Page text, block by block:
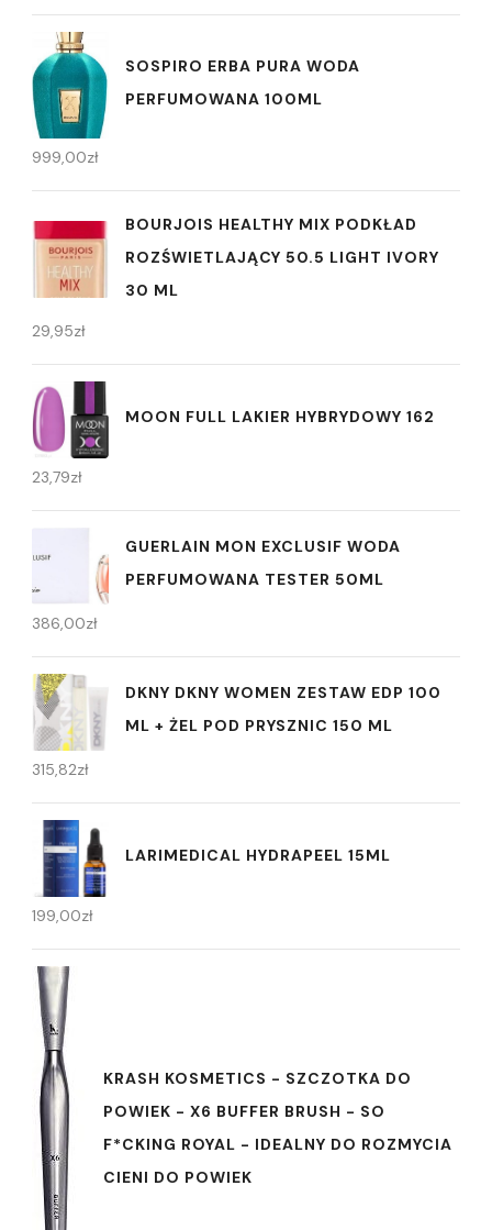
SOSPIRO ERBA PURA WODA
PERFUMOWANA 100ML
999,00zł
BOURJOIS HEALTHY MIX PODKŁAD
ROZŚWIETLAJĄCY 50.5 LIGHT IVORY
30 ML
29,95zł
MOON FULL LAKIER HYBRYDOWY 162
23,79zł
GUERLAIN MON EXCLUSIF WODA
PERFUMOWANA TESTER 50ML
386,00zł
DKNY DKNY WOMEN ZESTAW EDP 100
ML + ŻEL POD PRYSZNIC 150 ML
315,82zł
LARIMEDICAL HYDRAPEEL 15ML
199,00zł
KRASH KOSMETICS - SZCZOTKA DO
POWIEK - X6 BUFFER BRUSH - SO
F*CKING ROYAL - IDEALNY DO ROZMYCIA
CIENI DO POWIEK